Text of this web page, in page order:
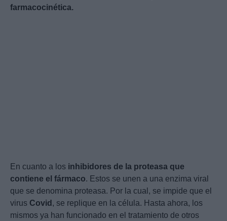
farmacocinética.
En cuanto a los inhibidores de la proteasa que
contiene el fármaco. Estos se unen a una enzima viral
que se denomina proteasa. Por la cual, se impide que el
virus Covid , se replique en la célula. Hasta ahora, los
mismos ya han funcionado en el tratamiento de otros